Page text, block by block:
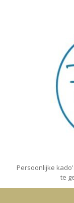
Persoonlijke
te